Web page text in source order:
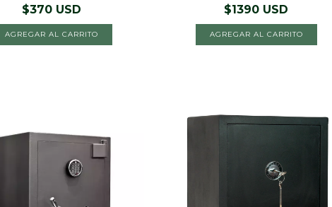
$370 USD
AGREGAR AL CARRITO
$1390 USD
AGREGAR AL CARRITO